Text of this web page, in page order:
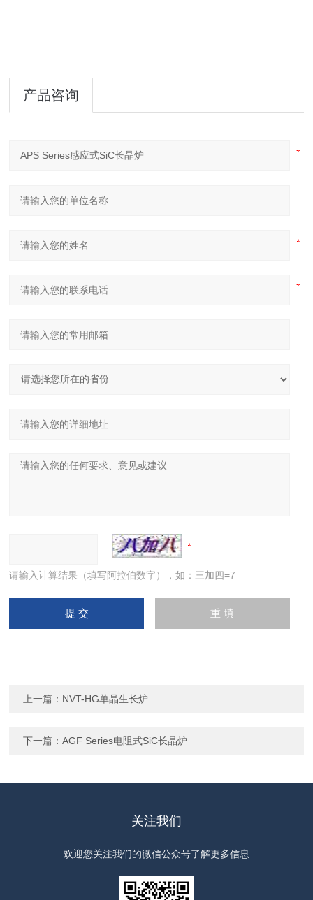
产品咨询
请输入计算结果（填写阿拉伯数字），如：三加四=7
上一篇： NVT-HG单晶生长炉
下一篇：AGF Series电阻式SiC长晶炉
关注我们
欢迎您关注我们的微信公众号了解更多信息